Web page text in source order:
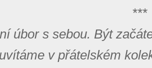
***
úbor s sebou. Být
v přátelském